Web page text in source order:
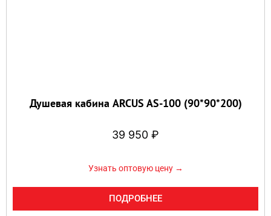
Душевая кабина ARCUS AS-100 (90*90*200)
39 950 ₽
Узнать оптовую цену →
ПОДРОБНЕЕ